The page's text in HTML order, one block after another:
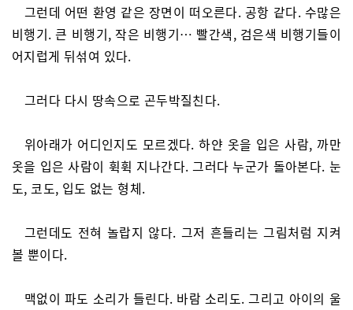
그런데 어떤 환영 같은 장면이 떠오른다. 공항 같다. 수많은
비행기. 큰 비행기, 작은 비행기… 빨간색, 검은색 비행기들이
어지럽게 뒤섞여 있다.
그러다 다시 땅속으로 곤두박질친다.
위아래가 어디인지도 모르겠다. 하얀 옷을 입은 사람, 까만
옷을 입은 사람이 휙휙 지나간다. 그러다 누군가 돌아본다. 눈
도, 코도, 입도 없는 형체.
그런데도 전혀 놀랍지 않다. 그저 흔들리는 그림처럼 지켜
볼 뿐이다.
맥없이 파도 소리가 들린다. 바람 소리도. 그리고 아이의 울